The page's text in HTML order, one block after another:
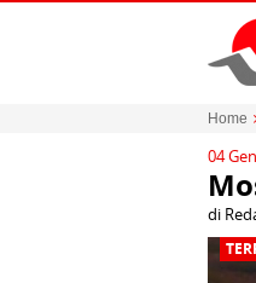
Home
04
di